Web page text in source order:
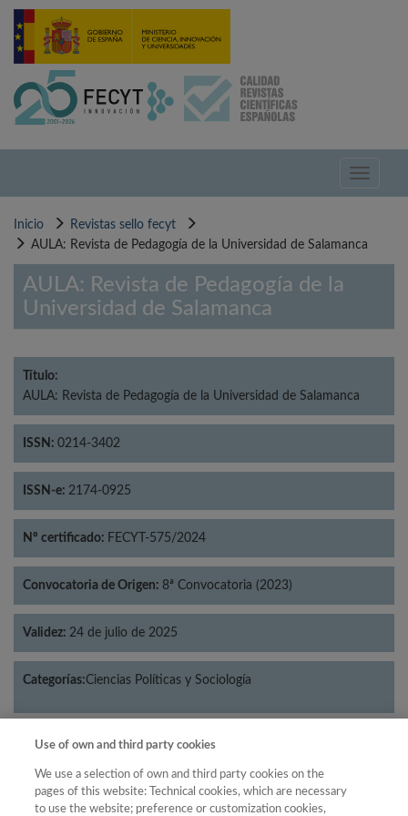
Pasar
contenido
Toggle
Inicio
Revistas sello fecyt
AULA: Revista de Pedagogía de la Universidad de Salamanca
AULA: Revista de Pedagogía de la
Universidad de Salamanca
Título:
AULA: Revista de Pedagogía de la Universidad de Salamanca
ISSN: 0214-3402
ISSN-e: 2174-0925
Nº certificado: FECYT-575/2024
Convocatoria de Origen: 8ª Convocatoria (2023)
Validez: 24 de julio de 2025
Categorías:Ciencias Políticas y Sociología
Año
Filtrar
Use of own and third party cookies
We use a selection of own and third party cookies on the
pages of this website: Technical cookies, which are necessary
to use the website; preference or customization cookies,